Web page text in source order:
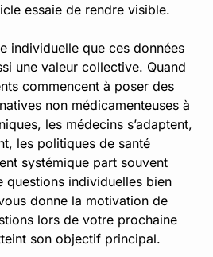
essaie de rendre visible.
individuelle que ces données
une valeur collective. Quand
commencent à poser des
non médicamenteuses à
les médecins s’adaptent,
les politiques de santé
systémique part souvent
questions individuelles bien
donne la motivation de
lors de votre prochaine
son objectif principal.